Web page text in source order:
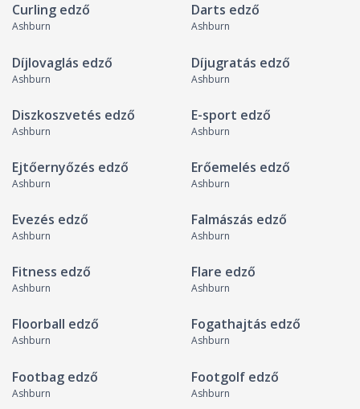
Curling edző
Ashburn
Darts edző
Ashburn
Díjlovaglás edző
Ashburn
Díjugratás edző
Ashburn
Diszkoszvetés edző
Ashburn
E-sport edző
Ashburn
Ejtőernyőzés edző
Ashburn
Erőemelés edző
Ashburn
Evezés edző
Ashburn
Falmászás edző
Ashburn
Fitness edző
Ashburn
Flare edző
Ashburn
Floorball edző
Ashburn
Fogathajtás edző
Ashburn
Footbag edző
Ashburn
Footgolf edző
Ashburn